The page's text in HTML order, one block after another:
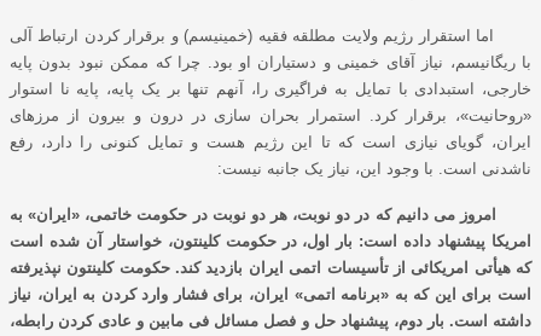
اما استقرار رﮊیم ولایت مطلقه فقیه (خمینیسم) و برقرار کردن ارتباط آلی
با ریگانیسم، نیاز آقای خمینی و دستیاران او بود. چرا که ممکن نبود بدون پایه
خارجی، استبدادی با تمایل به فراگیری را، آنهم تنها بر یک پایه، پایه نا استوار
«روحانیت»، برقرار کرد. استمرار بحران سازی در درون و بیرون از مرزهای
ایران، گویای نیازی است که تا این رﮊیم هست و تمایل کنونی را دارد، رفع
ناشدنی است. با وجود این، نیاز یک جانبه نیست:
امروز می دانیم که در دو نوبت، هر دو نوبت در حکومت خاتمی، «ایران» به
امریکا پیشنهاد داده است: بار اول، در حکومت کلینتون، خواستار آن شده است
که هیأتی امریکائی از تأسیسات اتمی ایران بازدید کند. حکومت کلینتون نپذیرفته
است برای این که به «برنامه اتمی» ایران، برای فشار وارد کردن به ایران، نیاز
داشته است. بار دوم، پیشنهاد حل و فصل مسائل فی مابین و عادی کردن رابطه،